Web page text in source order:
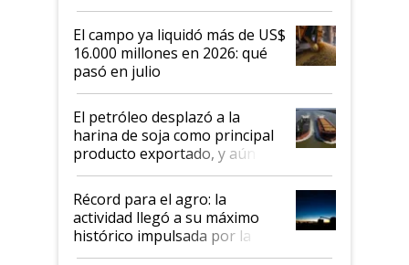
El campo ya liquidó más de US$
16.000 millones en 2026: qué
pasó en julio
El petróleo desplazó a la
harina de soja como principal
producto exportado, y aún así
el agro aportó casi seis de cada
diez dólares y sostuvo el
liderazgo en un semestre
récord
Récord para el agro: la
actividad llegó a su máximo
histórico impulsada por la
cosecha y las exportaciones